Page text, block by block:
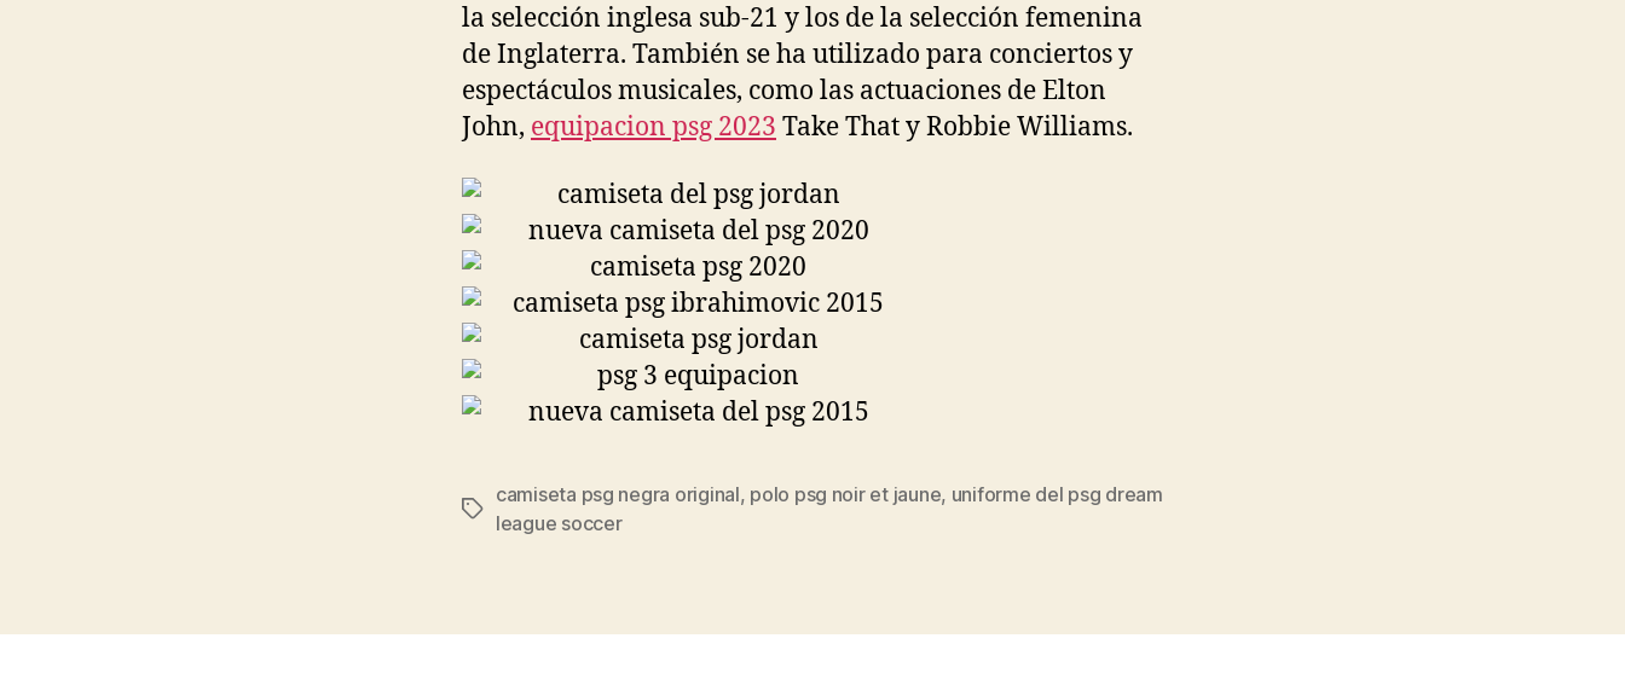
la selección inglesa sub-21 y los de la selección femenina
de Inglaterra. También se ha utilizado para conciertos y
espectáculos musicales, como las actuaciones de Elton
John, equipacion psg 2023 Take That y Robbie Williams.
Etiquetas
camiseta psg negra original, polo psg noir et jaune, uniforme del psg dream
league soccer